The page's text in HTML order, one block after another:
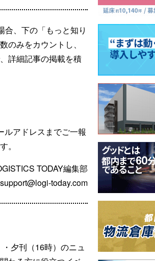
、下の「もっと知り
のみをカウントし、
詳細記事の掲載を積
アドレスまでご一報
。
TODAY編集部
today.com
夕刊（16時）のニュ